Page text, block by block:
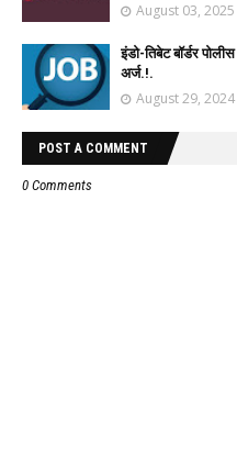
August 03, 2025
इंडो-तिबेट बॉर्डर
अर्ज.!.
August 29, 2024
POST A COMMENT
0 Comments